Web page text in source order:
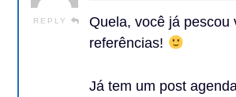
REPLY
Quela, você já pescou
referências!
Já tem um post